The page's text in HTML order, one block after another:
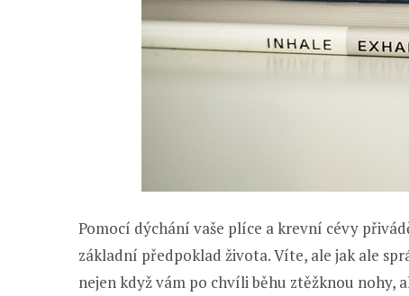
Pomocí dýchání vaše plíce a krevní cévy
základní předpoklad života. Víte, ale jak ale
nejen když vám po chvíli běhu ztěžknou nohy,